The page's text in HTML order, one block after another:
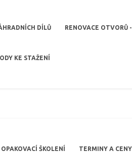
DÍLŮ RENOVACE OTVORŮ
KE STAŽENÍ
OPAKOVACÍ ŠKOLENÍ TERMINY A CENY